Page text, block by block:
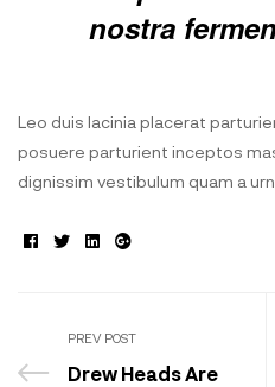
nostra
Leo duis lacinia placerat
posuere parturient inceptos
dignissim vestibulum quam a
Facebook
TwitterLinkedin
Google+
PREV POST
Drew Heads Are